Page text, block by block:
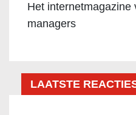
Het internetmagazine
managers
LAATSTE